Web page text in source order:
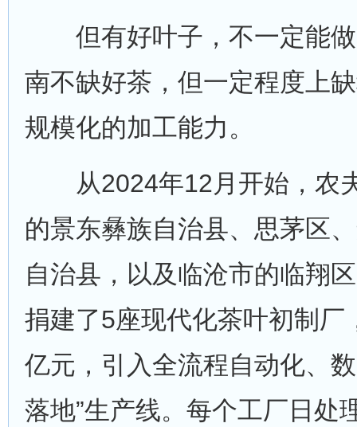
但有好叶子，不一定能做
南不缺好茶，但一定程度上
规模化的加工能力。
从2024年12月开始，农
的景东彝族自治县、思茅区
自治县，以及临沧市的临翔
捐建了5座现代化茶叶初制厂
亿元，引入全流程自动化、
落地”生产线。每个工厂日处